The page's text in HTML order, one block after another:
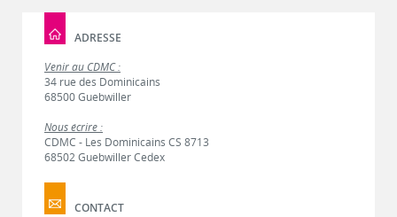
ADRESSE
Venir au CDMC :
34 rue des Dominicains
68500 Guebwiller
Nous écrire :
CDMC - Les Dominicains CS 8713
68502 Guebwiller Cedex
CONTACT